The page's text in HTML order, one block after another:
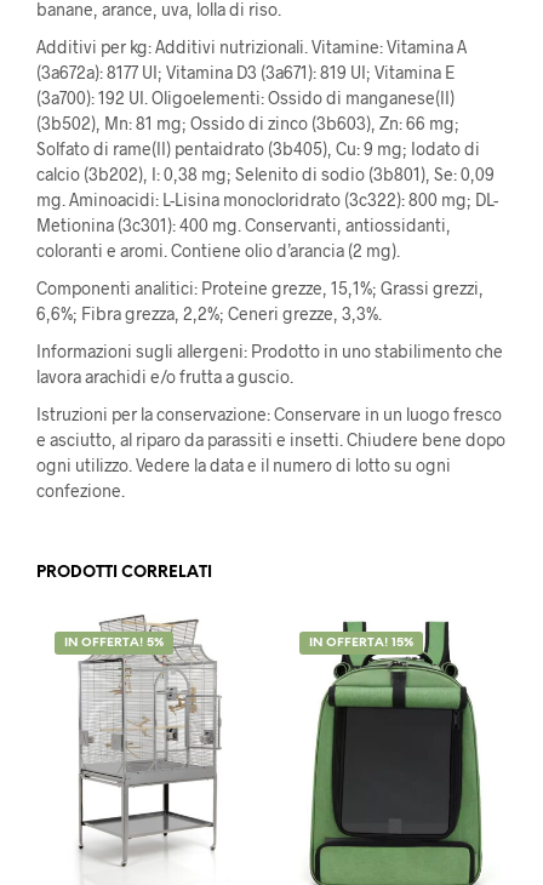
banane, arance, uva, lolla di riso.
Additivi per kg: Additivi nutrizionali. Vitamine: Vitamina A
(3a672a): 8177 UI; Vitamina D3 (3a671): 819 UI; Vitamina E
(3a700): 192 UI. Oligoelementi: Ossido di manganese(II)
(3b502), Mn: 81 mg; Ossido di zinco (3b603), Zn: 66 mg;
Solfato di rame(II) pentaidrato (3b405), Cu: 9 mg; Iodato di
calcio (3b202), I: 0,38 mg; Selenito di sodio (3b801), Se: 0,09
mg. Aminoacidi: L-Lisina monocloridrato (3c322): 800 mg; DL-
Metionina (3c301): 400 mg. Conservanti, antiossidanti,
coloranti e aromi. Contiene olio d’arancia (2 mg).
Componenti analitici: Proteine ​​grezze, 15,1%; Grassi grezzi,
6,6%; Fibra grezza, 2,2%; Ceneri grezze, 3,3%.
Informazioni sugli allergeni: Prodotto in uno stabilimento che
lavora arachidi e/o frutta a guscio.
Istruzioni per la conservazione: Conservare in un luogo fresco
e asciutto, al riparo da parassiti e insetti. Chiudere bene dopo
ogni utilizzo. Vedere la data e il numero di lotto su ogni
confezione.
PRODOTTI CORRELATI
IN OFFERTA! 5% IN OFFERTA! 15%